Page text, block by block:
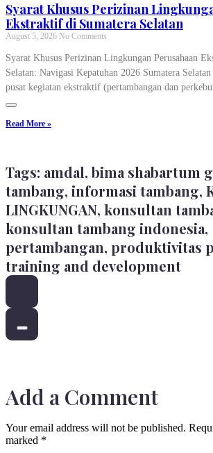
Syarat Khusus Perizinan
Ekstraktif di Sumatera Selatan
August 5, 2026 No Comments
Syarat Khusus Perizinan Lingkungan Perusahaan
Selatan: Navigasi Kepatuhan 2026 Sumatera
pusat kegiatan ekstraktif (pertambangan dan
Read More »
Tags: amdal, bima shabartum
tambang, informasi tambang,
LINGKUNGAN, konsultan
konsultan tambang indonesia,
pertambangan, produktivitas
training and development
Add a Comment
Your email address will not be published.
marked *